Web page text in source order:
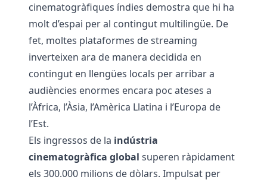
cinematogràfiques índies demostra que hi ha
molt d’espai per al contingut multilingüe. De
fet, moltes plataformes de streaming
inverteixen ara de manera decidida en
contingut en llengües locals per arribar a
audiències enormes encara poc ateses a
l’Àfrica, l’Àsia, l’Amèrica Llatina i l’Europa de
l’Est.
Els ingressos de la indústria
cinematogràfica global superen ràpidament
els 300.000 milions de dòlars. Impulsat per